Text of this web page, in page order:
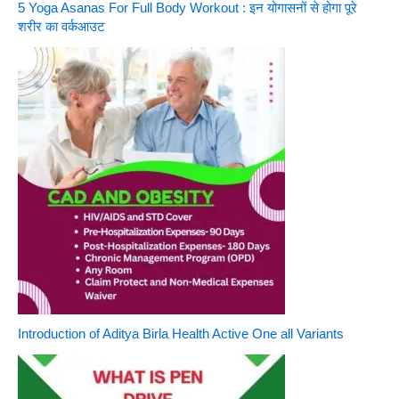
5 Yoga Asanas For Full Body Workout : इन योगासनों से होगा पूरे
शरीर का वर्कआउट
Introduction of Aditya Birla Health Active One all Variants